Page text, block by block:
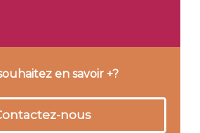
en savoir +?
nous